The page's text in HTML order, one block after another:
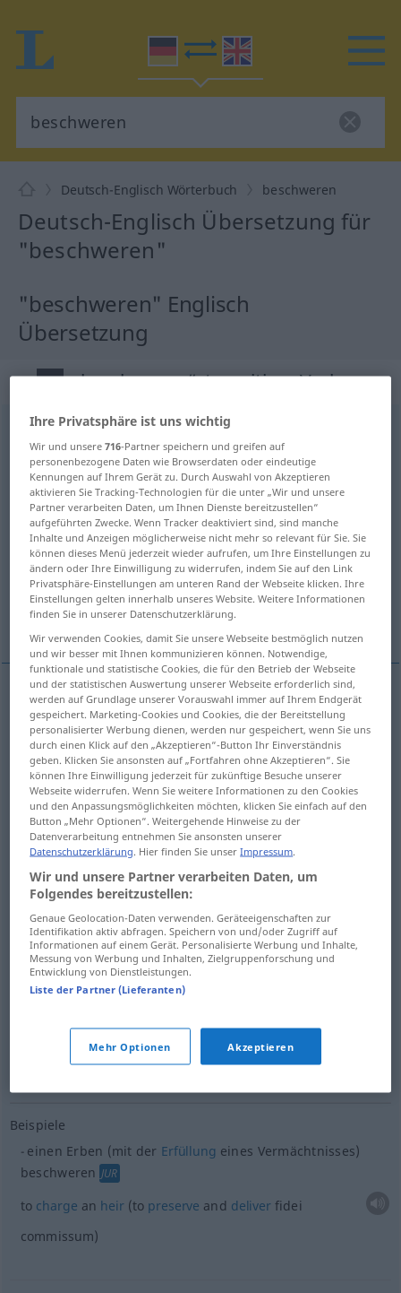
Deutsch-Englisch Wörterbuch beschweren
Deutsch-Englisch Übersetzung für
"beschweren"
"beschweren" Englisch
Übersetzung
„beschweren“: transitives Verb
beschweren [bəˈʃveːrən]v/t <keinge-
Übersicht aller Übersetzungen
(Für mehr Details die Übersetzung anklicken/antippen)
weight down burden, weigh upon
load, bed load, weight
Weitere Beispiele...
weight(down) beschwerenmit Gewicht
burden,weigh(up)on beschwerenjemandes
Gewissen, Herz etc FIG
load beschweren BUCHDRUCK Bogen
bed beschweren BUCHDRUCK Bogen
beschweren PAPIER
Beispiele
einen Erben (mit der Erfüllung eines Vermächtnisses)
beschweren JUR
to charge an heir(to preserve and deliverfidei
commissum)
Ihre Privatsphäre ist uns wichtig
Wir und unsere716-Partner speichern und greifen auf
personenbezogene Daten wie Browserdaten oder eindeutige
Kennungen auf Ihrem Gerät zu. Durch Auswahl von Akzeptieren
aktivieren Sie Tracking-Technologien für die unter „Wir und unsere
Partner verarbeiten Daten, um Ihnen Dienste bereitzustellen“
aufgeführten Zwecke. Wenn Tracker deaktiviert sind, sind manche
Inhalte und Anzeigen möglicherweise nicht mehr so relevant für Sie. Sie
können dieses Menü jederzeit wieder aufrufen, um Ihre Einstellungen zu
ändern oder Ihre Einwilligung zu widerrufen, indem Sie auf den Link
Privatsphäre-Einstellungen am unteren Rand der Webseite klicken. Ihre
Einstellungen gelten innerhalb unseres Website. Weitere Informationen
finden Sie in unserer Datenschutzerklärung.
Wir verwenden Cookies, damit Sie unsere Webseite bestmöglich nutzen
und wir besser mit Ihnen kommunizieren können. Notwendige,
funktionale und statistische Cookies, die für den Betrieb der Webseite
und der statistischen Auswertung unserer Webseite erforderlich sind,
werden auf Grundlage unserer Vorauswahl immer auf Ihrem Endgerät
gespeichert. Marketing-Cookies und Cookies, die der Bereitstellung
personalisierter Werbung dienen, werden nur gespeichert, wenn Sie uns
durch einen Klick auf den „Akzeptieren“-Button Ihr Einverständnis
geben. Klicken Sie ansonsten auf „Fortfahren ohne Akzeptieren“. Sie
können Ihre Einwilligung jederzeit für zukünftige Besuche unserer
Webseite widerrufen. Wenn Sie weitere Informationen zu den Cookies
und den Anpassungsmöglichkeiten möchten, klicken Sie einfach auf den
Button „Mehr Optionen“. Weitergehende Hinweise zu der
Datenverarbeitung entnehmen Sie ansonsten unserer
Datenschutzerklärung. Hier finden Sie unserImpressum.
Wir und unsere Partner verarbeiten Daten, um
Folgendes bereitzustellen:
Genaue Geolocation-Daten verwenden. Geräteeigenschaften zur
Identifikation aktiv abfragen. Speichern von und/oder Zugriff auf
Informationen auf einem Gerät. Personalisierte Werbung und Inhalte,
Messung von Werbung und Inhalten, Zielgruppenforschung und
Entwicklung von Dienstleistungen.
Liste der Partner (Lieferanten)
Mehr Optionen Akzeptieren